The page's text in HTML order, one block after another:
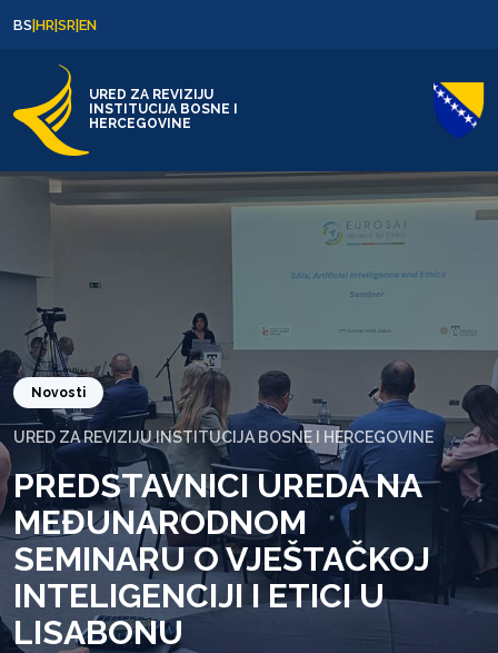
BS|HR|SR|EN
URED ZA REVIZIJU
INSTITUCIJA BOSNE I
HERCEGOVINE
Novosti
URED ZA REVIZIJU INSTITUCIJA BOSNE I HERCEGOVINE
PREDSTAVNICI UREDA NA
MEĐUNARODNOM
SEMINARU O VJEŠTAČKOJ
INTELIGENCIJI I ETICI U
LISABONU